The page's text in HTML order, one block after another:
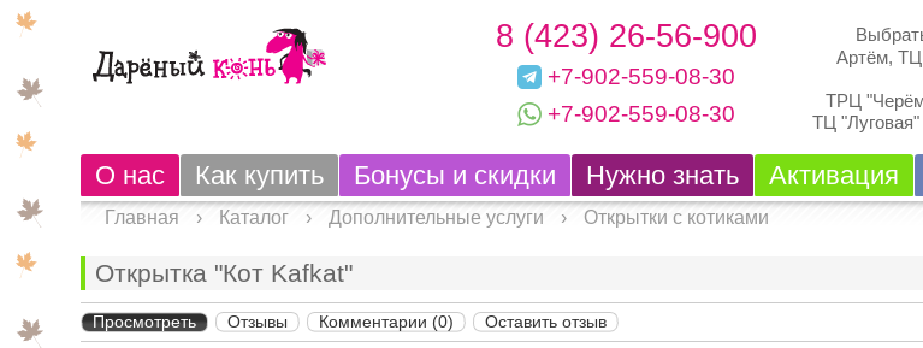
8 (423) 26-56-900
+7-902-559-08-30
+7-902-559-08-30
Артём, ТЦ
ТРЦ
ТЦ "Луговая"
О нас Как купить Бонусы и скидки Нужно знать Активация
Главная › Каталог › Дополнительные услуги › Открытки с котиками
Открытка "Кот Kafkat"
Просмотреть Отзывы Комментарии (0) Оставить отзыв